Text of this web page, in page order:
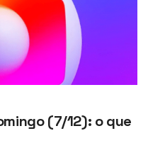
(7/12): o que